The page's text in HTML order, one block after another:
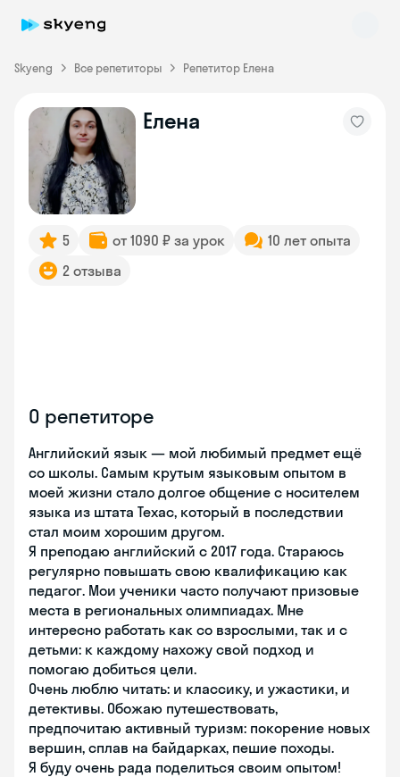
Skyeng Все репетиторы Репетитор Елена
Елена
5 от 1090 ₽ за урок
10 лет опыта
2 отзыва
О репетиторе
Английский язык — мой любимый предмет ещё
со школы. Самым крутым языковым опытом в
моей жизни стало долгое общение с носителем
языка из штата Техас, который в последствии
стал моим хорошим другом.
Я преподаю английский с 2017 года. Стараюсь
регулярно повышать свою квалификацию как
педагог. Мои ученики часто получают призовые
места в региональных олимпиадах. Мне
интересно работать как со взрослыми, так и с
детьми: к каждому нахожу свой подход и
помогаю добиться цели.
Очень люблю читать: и классику, и ужастики, и
детективы. Обожаю путешествовать,
предпочитаю активный туризм: покорение новых
вершин, сплав на байдарках, пешие походы.
Я буду очень рада поделиться своим опытом!
Skyeng Chat
online